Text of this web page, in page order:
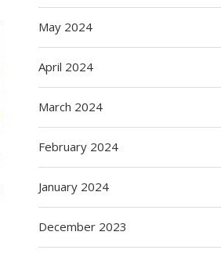
May 2024
April 2024
March 2024
February 2024
January 2024
December 2023